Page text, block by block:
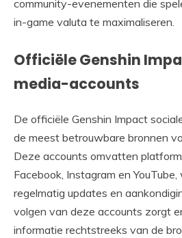
community-evenementen die
in-game valuta te maximaliseren.
Officiële Genshin
media-accounts
De officiële Genshin Impact
de meest betrouwbare bronnen
Deze accounts omvatten
Facebook, Instagram en
regelmatig updates en
volgen van deze accounts zorgt
informatie rechtstreeks van de